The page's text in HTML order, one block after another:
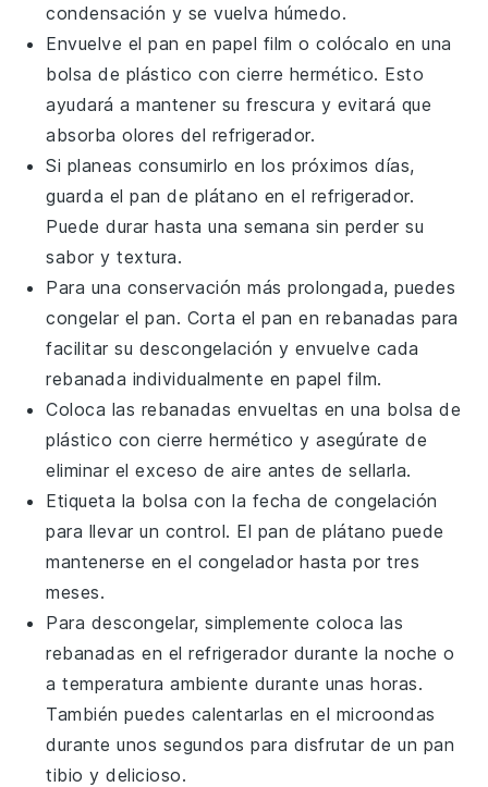
condensación y se vuelva húmedo.
Envuelve elpan en papel film o colócalo en una
bolsa de plástico con cierre hermético. Esto
ayudará a mantener su frescura y evitará que
absorba olores del refrigerador.
Si planeas consumirlo en los próximos días,
guarda elpan de plátano en el refrigerador.
Puede durar hasta una semana sin perder su
sabor y textura.
Para una conservación más prolongada, puedes
congelar elpan. Corta elpan en rebanadas para
facilitar su descongelación y envuelve cada
rebanada individualmente en papel film.
Coloca las rebanadas envueltas en una bolsa de
plástico con cierre hermético y asegúrate de
eliminar el exceso de aire antes de sellarla.
Etiqueta la bolsa con la fecha de congelación
para llevar un control. El pan de plátano puede
mantenerse en el congelador hasta por tres
meses.
Para descongelar, simplemente coloca las
rebanadas en el refrigerador durante la noche o
a temperatura ambiente durante unas horas.
También puedes calentarlas en el microondas
durante unos segundos para disfrutar de un pan
tibio y delicioso.